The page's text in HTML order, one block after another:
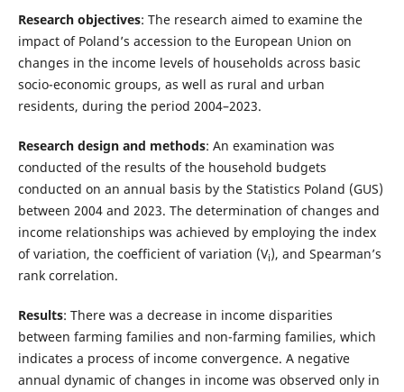
Research objectives: The research aimed to examine the
impact of Poland’s accession to the European Union on
changes in the income levels of households across basic
socio-economic groups, as well as rural and urban
residents, during the period 2004–2023.
Research design and methods: An examination was
conducted of the results of the household budgets
conducted on an annual basis by the Statistics Poland (GUS)
between 2004 and 2023. The determination of changes and
income relationships was achieved by employing the index
of variation, the coefficient of variation (Vi), and Spearman’s
rank correlation.
Results: There was a decrease in income disparities
between farming families and non-farming families, which
indicates a process of income convergence. A negative
annual dynamic of changes in income was observed only in